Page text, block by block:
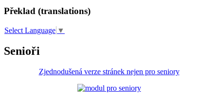
Překlad (translations)
Select Language ▼
Senioři
Zjednodušená verze stránek nejen pro seniory